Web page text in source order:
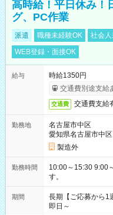
高時給！平日休み！
グ、PC作業
派遣 職種未経験OK 社会
WEB登録・面接OK
給与
時給1350円
交通費別途支給
交通費 交通費支給
勤務地
名古屋市中区
愛知県名古屋市中
製造外
勤務時間
10:00～15:30 9:00～18:00 ※表記のうち実働5
す。
期間
長期【ご応募から1
即日～